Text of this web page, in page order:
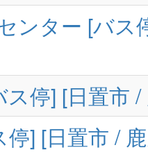
ンター [バス
停] [日置市
] [日置市 /